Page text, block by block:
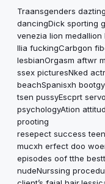
Traansgenders
dancingDick sporting
venezia lion
llia fuckingCarbgon
lesbianOrgasm aftwr
ssex picturesNked
beachSpanisxh
tsen pussyEscprt
psychologyAtion
prooting
resepect success
mucxh erfect doo
episodes oof tthe
nudeNurssing